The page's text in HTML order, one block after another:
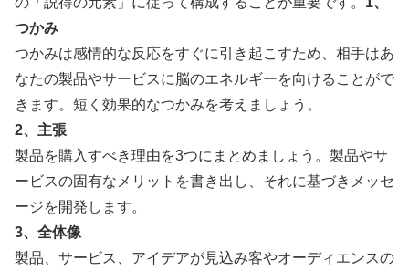
つかみ
つかみは感情的な反応をすぐに引き起こすため、相手はあ
なたの製品やサービスに脳のエネルギーを向けることがで
きます。短く効果的なつかみを考えましょう。
2、主張
製品を購入すべき理由を3つにまとめましょう。製品やサ
ービスの固有なメリットを書き出し、それに基づきメッセ
ージを開発します。
3、全体像
製品、サービス、アイデアが見込み客やオーディエンスの